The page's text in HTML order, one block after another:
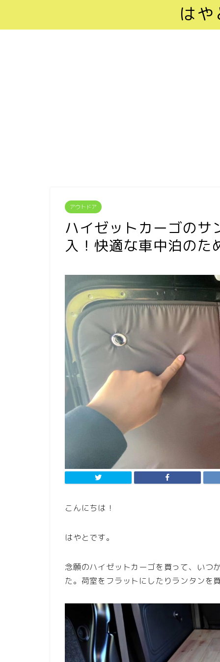
は
アウトドア
ハイゼットカーゴのサ
入！快適な車中泊のた
こんにちは！
はやとです。
念願のハイゼットカーゴを買って、いつ
た。荷室をフラットにしたりランタンを